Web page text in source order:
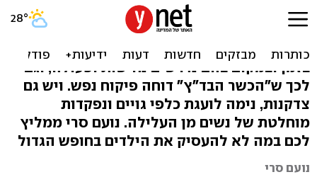
ספרות זולה
בספרי הילדים החרדים מחנכים לתפילה בלבד
בזמן ובמקום בהם נדרשים נחישות ופעולה, וגם
לכך ש"הכשר הבד"ץ" דוחה פיקוח נפש. ויש גם
צדקנות, נימה לועגת כלפי גויים ונפקדות
מוחלטת של נשים מן העלילה. נועם סרי ממליץ
לכם במה לא להעסיק את הילדים בחופש הגדול
נועם סרי